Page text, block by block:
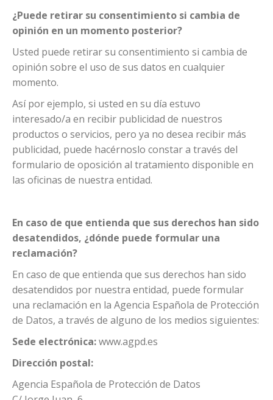
¿Puede retirar su consentimiento si cambia de
opinión en un momento posterior?
Usted puede retirar su consentimiento si cambia de
opinión sobre el uso de sus datos en cualquier
momento.
Así por ejemplo, si usted en su día estuvo
interesado/a en recibir publicidad de nuestros
productos o servicios, pero ya no desea recibir más
publicidad, puede hacérnoslo constar a través del
formulario de oposición al tratamiento disponible en
las oficinas de nuestra entidad.
En caso de que entienda que sus derechos han sido
desatendidos, ¿dónde puede formular una
reclamación?
En caso de que entienda que sus derechos han sido
desatendidos por nuestra entidad, puede formular
una reclamación en la Agencia Española de Protección
de Datos, a través de alguno de los medios siguientes:
Sede electrónica:www.agpd.es
Dirección postal:
Agencia Española de Protección de Datos